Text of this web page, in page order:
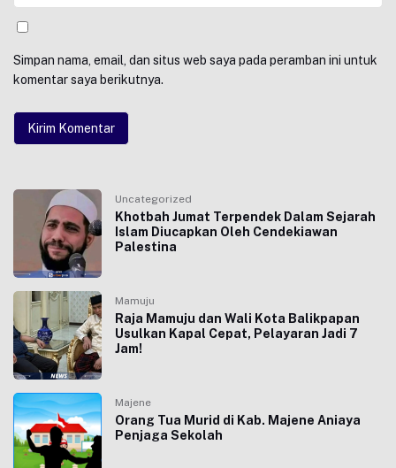
Simpan nama, email, dan situs web saya pada peramban ini untuk
komentar saya berikutnya.
Uncategorized
Khotbah Jumat Terpendek Dalam Sejarah
Islam Diucapkan Oleh Cendekiawan
Palestina
Mamuju
Raja Mamuju dan Wali Kota Balikpapan
Usulkan Kapal Cepat, Pelayaran Jadi 7
Jam!
Majene
Orang Tua Murid di Kab. Majene Aniaya
Penjaga Sekolah